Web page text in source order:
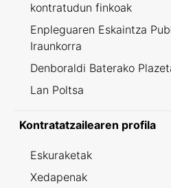
kontratudun finkoak
Enpleguaren Eskaintza
Iraunkorra
Denboraldi Baterako
Lan Poltsa
Kontratatzailearen profila
Eskuraketak
Xedapenak